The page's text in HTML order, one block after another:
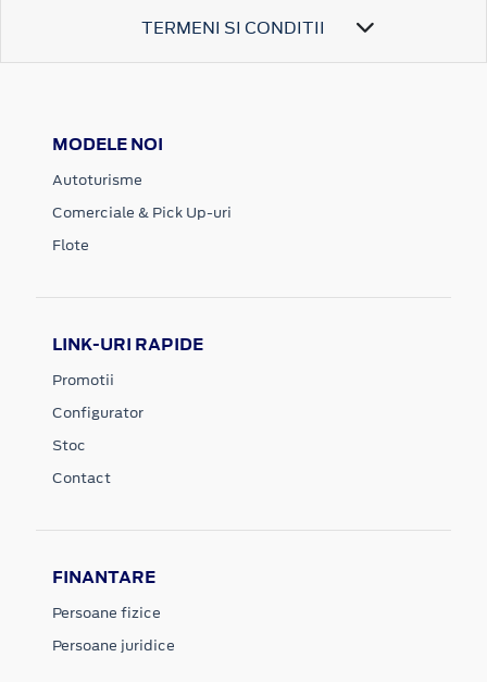
TERMENI SI CONDITII
MODELE NOI
Autoturisme
Comerciale & Pick Up-uri
Flote
LINK-URI RAPIDE
Promotii
Configurator
Stoc
Contact
FINANTARE
Persoane fizice
Persoane juridice